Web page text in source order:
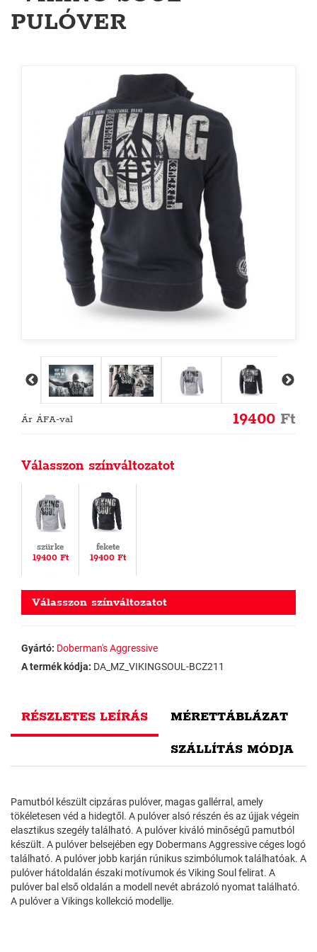
PULÓVER
Ár ÁFA-val 19400 Ft
Válasszon színváltozatot
szürke
19400 Ft
fekete
19400 Ft
Válasszon színváltozatot
Gyártó: Doberman's Aggressive
A termék kódja: DA_MZ_VIKINGSOUL-BCZ211
RÉSZLETES LEÍRÁS MÉRETTÁBLÁZAT
SZÁLLÍTÁS MÓDJA
Pamutból készült cipzáras pulóver, magas gallérral, amely
tökéletesen véd a hidegtől. A pulóver alsó részén és az újjak végein
elasztikus szegély található. A pulóver kiváló minőségű pamutból
készült. A pulóver belsejében egy Dobermans Aggressive céges logó
található. A pulóver jobb karján rúnikus szimbólumok találhatóak. A
pulóver hátoldalán északi motívumok és Viking Soul felirat. A
pulóver bal első oldalán a modell nevét abrázoló nyomat található.
A pulóver a Vikings kollekció modellje.